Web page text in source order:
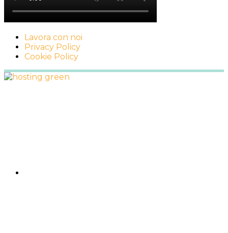
Lavora con noi
Privacy Policy
Cookie Policy
Footer